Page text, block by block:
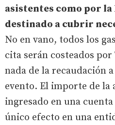
asistentes como por la
destinado a cubrir
No en vano, todos los
cita serán costeados
nada de la recaudación
evento. El importe de la
ingresado en una
único efecto en una